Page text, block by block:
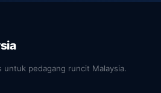
untuk pedagang runcit Malaysia.